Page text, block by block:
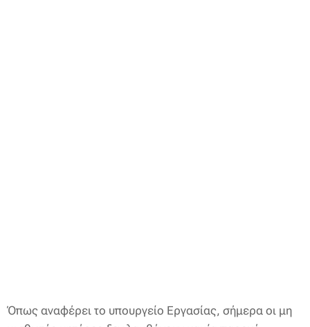
Όπως αναφέρει το υπουργείο Εργασίας, σήμερα οι μη